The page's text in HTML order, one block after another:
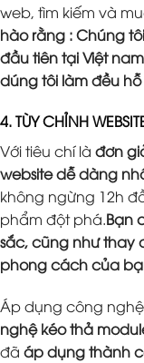
web, tìm kiếm và
hào rằng : Chúng
đầu tiên tại Việt
dúng tôi làm đều
4. TÙY CHỈNH
Với tiêu chí là đơn
website dễ dàng
không ngừng 12h
phẩm đột phá.Bạn
sắc, cũng như thay
phong cách của
Áp dụng công
nghệ kéo thả
đã áp dụng thành